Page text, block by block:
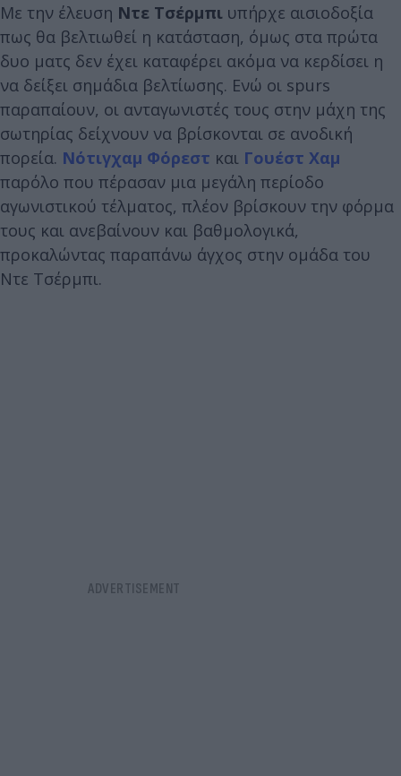
Με την έλευση Ντε Τσέρμπι υπήρχε αισιοδοξία
πως θα βελτιωθεί η κατάσταση, όμως στα πρώτα
δυο ματς δεν έχει καταφέρει ακόμα να κερδίσει η
να δείξει σημάδια βελτίωσης. Ενώ οι spurs
παραπαίουν, οι ανταγωνιστές τους στην μάχη της
σωτηρίας δείχνουν να βρίσκονται σε ανοδική
πορεία. Νότιγχαμ Φόρεστ και Γουέστ Χαμ
παρόλο που πέρασαν μια μεγάλη περίοδο
αγωνιστικού τέλματος, πλέον βρίσκουν την φόρμα
τους και ανεβαίνουν και βαθμολογικά,
προκαλώντας παραπάνω άγχος στην ομάδα του
Ντε Τσέρμπι.